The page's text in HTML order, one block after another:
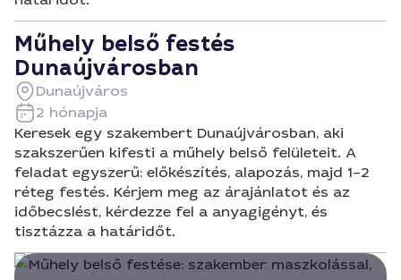
Műhely belső festés
Dunaújvárosban
Dunaújváros
2 hónapja
Keresek egy szakembert Dunaújvárosban, aki
szakszerűen kifesti a műhely belső felületeit. A
feladat egyszerű: előkészítés, alapozás, majd 1–2
réteg festés. Kérjem meg az árajánlatot és az
időbecslést, kérdezze fel a anyagigényt, és
tisztázza a határidőt.